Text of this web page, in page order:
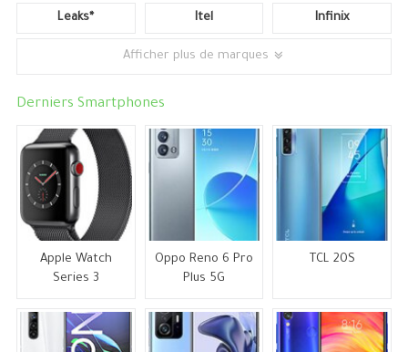
Leaks* Itel Infinix
Afficher plus de marques
Derniers Smartphones
Apple Watch
Series 3
Oppo Reno 6 Pro
Plus 5G
TCL 20S